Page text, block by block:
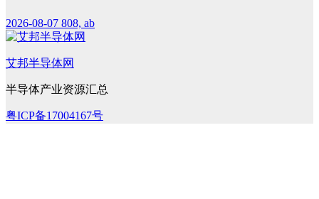
2026-08-07 808, ab
艾邦半导体网
半导体产业资源汇总
粤ICP备17004167号